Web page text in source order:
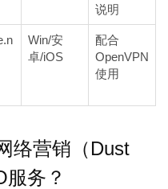
说明
Win/安
卓/iOS
配合
OpenVPN
使用
络营销（Dust
务？